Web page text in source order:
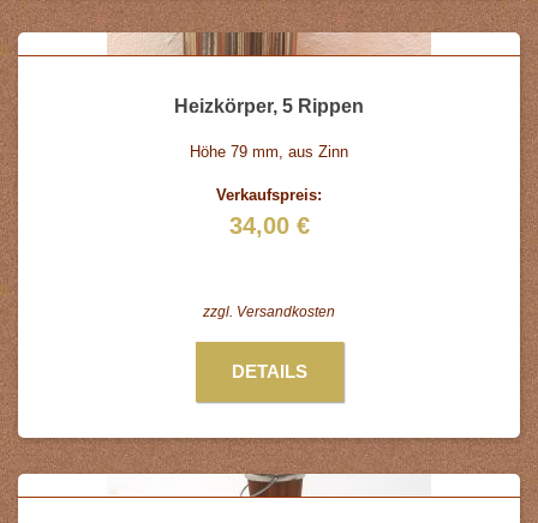
Heizkörper, 5 Rippen
Höhe 79 mm, aus Zinn
Verkaufspreis:
34,00 €
zzgl. Versandkosten
DETAILS